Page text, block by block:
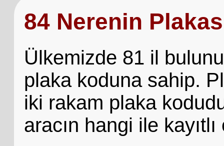
84 Nerenin
Ülkemizde 81 il
plaka koduna sahip.
iki rakam plaka
aracın hangi ile